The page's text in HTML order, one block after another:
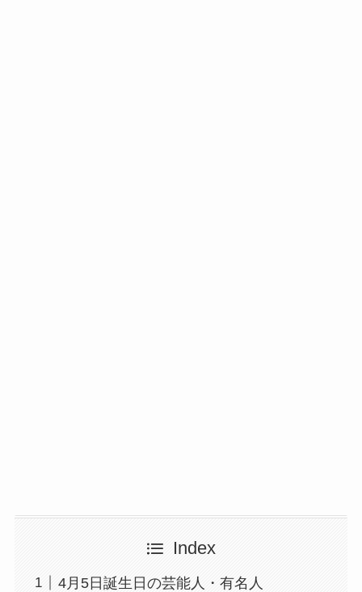
Index
4月5日誕生日の芸能人・有名人